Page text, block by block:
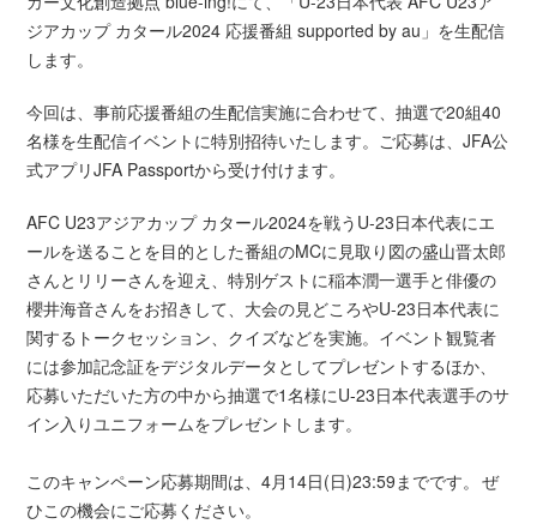
ジアカップ カタール2024 応援番組 supported by au」を生配信
します。
今回は、事前応援番組の生配信実施に合わせて、抽選で20組40
名様を生配信イベントに特別招待いたします。ご応募は、JFA公
式アプリJFA Passportから受け付けます。
AFC U23アジアカップ カタール2024を戦うU-23日本代表にエ
ールを送ることを目的とした番組のMCに見取り図の盛山晋太郎
さんとリリーさんを迎え、特別ゲストに稲本潤一選手と俳優の
櫻井海音さんをお招きして、大会の見どころやU-23日本代表に
関するトークセッション、クイズなどを実施。イベント観覧者
には参加記念証をデジタルデータとしてプレゼントするほか、
応募いただいた方の中から抽選で1名様にU-23日本代表選手のサ
イン入りユニフォームをプレゼントします。
このキャンペーン応募期間は、4月14日(日)23:59までです。 ぜ
ひこの機会にご応募ください。